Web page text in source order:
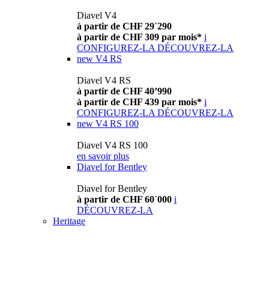
Diavel V4
à partir de CHF 29´290
à partir de CHF 309 par mois* i
CONFIGUREZ-LA DÉCOUVREZ-LA
new V4 RS
Diavel V4 RS
à partir de CHF 40’990
à partir de CHF 439 par mois* i
CONFIGUREZ-LA DÉCOUVREZ-LA
new V4 RS 100
Diavel V4 RS 100
en savoir plus
Diavel for Bentley
Diavel for Bentley
à partir de CHF 60´000 i
DÉCOUVREZ-LA
Heritage